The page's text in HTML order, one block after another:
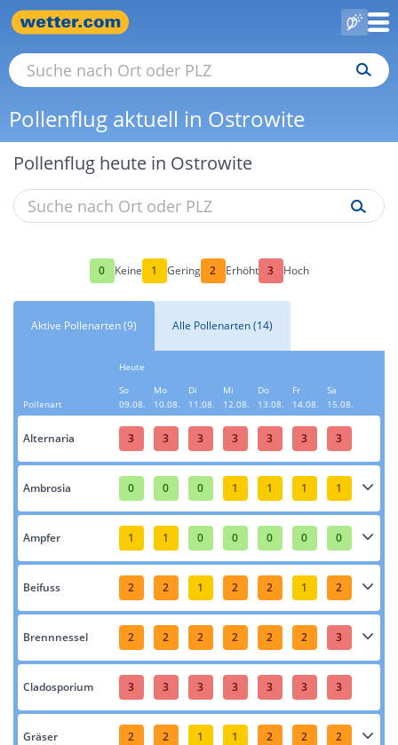
Pollenflug aktuell in Ostrowite
Pollenflug heute in Ostrowite
0 Keine 1 Gering 2 Erhöht 3 Hoch
Aktive Pollenarten (9) Alle Pollenarten (14)
Pollenart
Heute
So
09.08.
Mo
10.08.
Di
11.08.
Mi
12.08.
Do
13.08.
Fr
14.08.
Sa
15.08.
Alternaria 3 3 3 3 3 3 3
Ambrosia 0 0 0 1 1 1 1
Ampfer 1 1 0 0 0 0 0
Beifuss 2 2 1 2 2 1 2
Brennnessel 2 2 2 2 2 2 3
Cladosporium 3 3 3 3 3 3 3
Gräser 2 2 1 1 2 2 2